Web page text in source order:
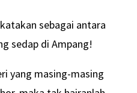
sebagai antara
sedap di Ampang!
yang masing-masing